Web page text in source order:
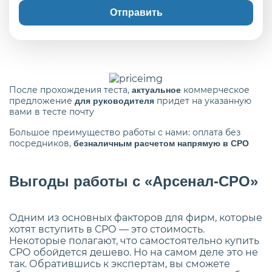
Отправить
После прохождения теста, актуальное коммерческое
предложение для руководителя придет на указанную
вами в тесте почту
Большое преимущество работы с нами: оплата без
посредников, безналичным расчетом напрямую в СРО
Выгоды работы с «Арсенал-СРО»
Одним из основных факторов для фирм, которые
хотят вступить в СРО — это стоимость.
Некоторые полагают, что самостоятельно купить
СРО обойдется дешево. Но на самом деле это не
так. Обратившись к экспертам, вы сможете